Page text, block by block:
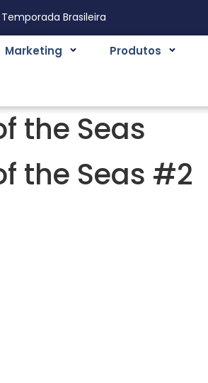
Temporada Brasileira
Marketing Produtos
the Seas
the Seas #2